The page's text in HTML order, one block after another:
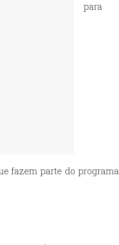
para
fazem parte do programa